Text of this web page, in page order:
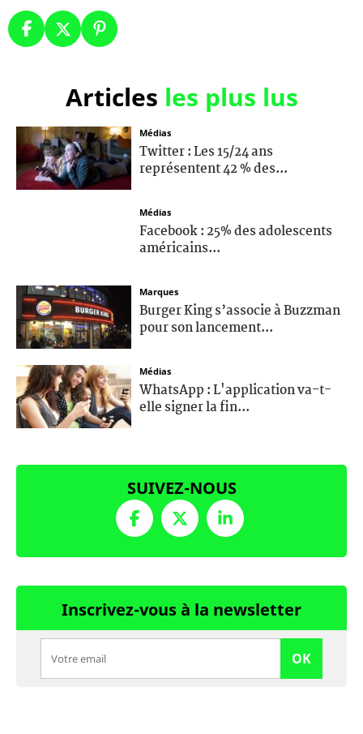
Articles les plus lus
Médias
Twitter : Les 15/24 ans
représentent 42 % des...
Médias
Facebook : 25% des adolescents
américains...
Marques
Burger King s’associe à Buzzman
pour son lancement...
Médias
WhatsApp : L'application va-t-
elle signer la fin...
SUIVEZ-NOUS
Inscrivez-vous à la newsletter
OK